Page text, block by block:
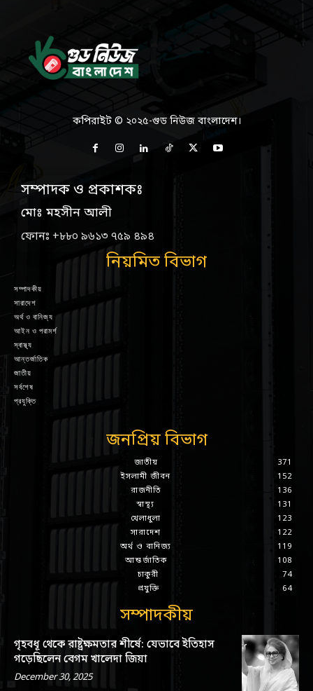
কপিরাইট © ২০২৫-গুড নিউজ বাংলাদেশ।
সম্পাদক ও প্রকাশকঃ
মোঃ মহসীন আলী
ফোনঃ +৮৮০ ৯৬১৩ ৭৫৯ ৪৯৪
নিয়মিত বিভাগ
সম্পাদকীয়
সারাদেশ
অর্থ ও বানিজ্য
আইন ও পরামর্শ
স্বাস্থ্য
আন্তর্জাতিক
জাতীয়
সর্বশেষ
প্রযুক্তি
জনপ্রিয় বিভাগ
জাতীয়
371
ইসলামী জীবন
152
রাজনীতি
136
স্বাস্থ্য
131
খেলাধুলা
123
সারাদেশ
122
অর্থ ও বানিজ্য
119
আন্তর্জাতিক
108
চাকুরী
74
প্রযুক্তি
64
সম্পাদকীয়
গৃহবধূ থেকে রাষ্ট্রক্ষমতার শীর্ষে: যেভাবে ইতিহাস
গড়েছিলেন বেগম খালেদা জিয়া
December 30, 2025